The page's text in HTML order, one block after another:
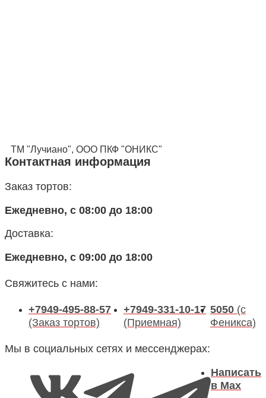
ТМ "Лучиано", ООО ПКФ "ОНИКС"
Контактная информация
Заказ тортов:
Ежедневно, с 08:00 до 18:00
Доставка:
Ежедневно, с 09:00 до 18:00
Свяжитесь с нами:
+7949-495-88-57
(Заказ тортов)
+7949-331-10-17
(Приемная)
5050 (с
Феникса)
Мы в социальных сетях и мессенджерах:
Написать
в Max